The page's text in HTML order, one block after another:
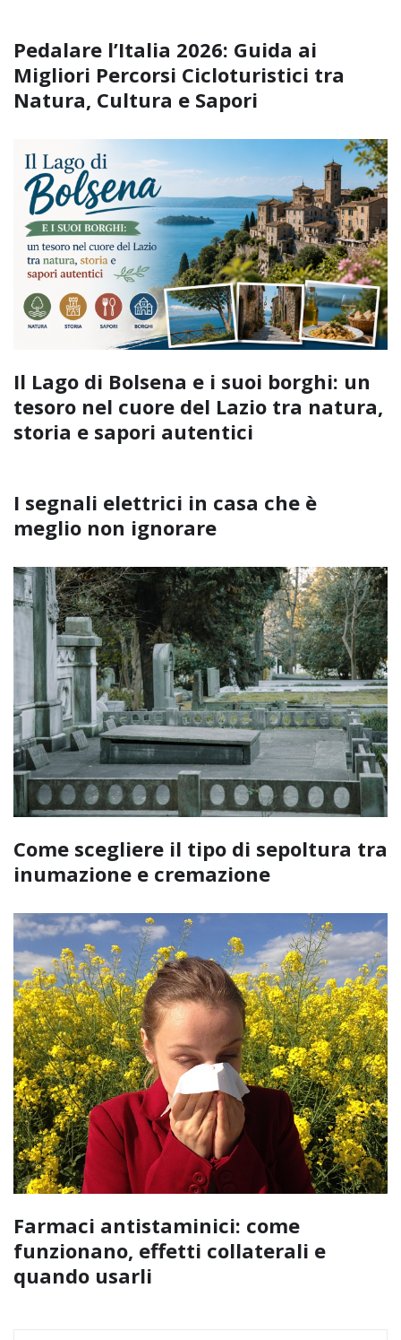
Pedalare l’Italia 2026: Guida ai
Migliori Percorsi Cicloturistici tra
Natura, Cultura e Sapori
Il Lago di Bolsena e i suoi borghi: un
tesoro nel cuore del Lazio tra natura,
storia e sapori autentici
I segnali elettrici in casa che è
meglio non ignorare
Come scegliere il tipo di sepoltura tra
inumazione e cremazione
Farmaci antistaminici: come
funzionano, effetti collaterali e
quando usarli